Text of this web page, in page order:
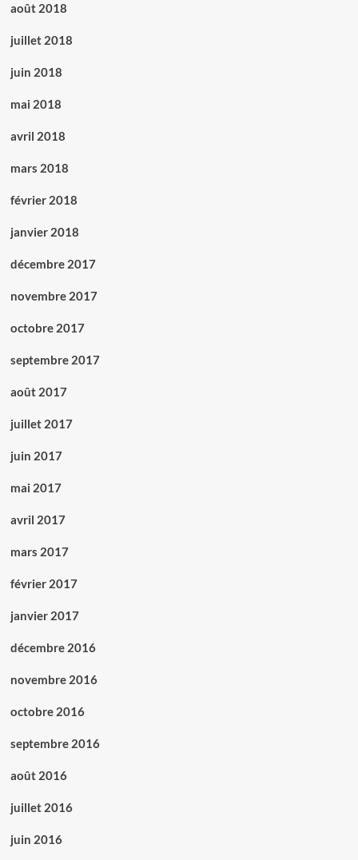
août 2018
juillet 2018
juin 2018
mai 2018
avril 2018
mars 2018
février 2018
janvier 2018
décembre 2017
novembre 2017
octobre 2017
septembre 2017
août 2017
juillet 2017
juin 2017
mai 2017
avril 2017
mars 2017
février 2017
janvier 2017
décembre 2016
novembre 2016
octobre 2016
septembre 2016
août 2016
juillet 2016
juin 2016